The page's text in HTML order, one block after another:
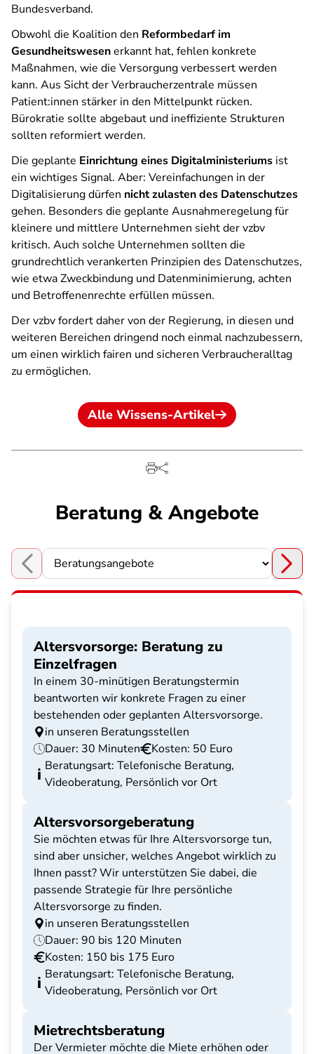
Bundesverband.
Obwohl die Koalition den Reformbedarf im
Gesundheitswesenerkannt hat, fehlen konkrete
Maßnahmen, wie die Versorgung verbessert werden
kann. Aus Sicht der Verbraucherzentrale müssen
Patient:innen stärker in den Mittelpunkt rücken.
Bürokratie sollte abgebaut und ineffiziente Strukturen
sollten reformiert werden.
Die geplante Einrichtung eines Digitalministeriums ist
ein wichtiges Signal. Aber: Vereinfachungen in der
Digitalisierung dürfen nicht zulasten des Datenschutzes
gehen. Besonders die geplante Ausnahmeregelung für
kleinere und mittlere Unternehmen sieht der vzbv
kritisch. Auch solche Unternehmen sollten die
grundrechtlich verankerten Prinzipien des Datenschutzes,
wie etwa Zweckbindung und Datenminimierung, achten
und Betroffenenrechte erfüllen müssen.
Der vzbv fordert daher von der Regierung, in diesen und
weiteren Bereichen dringend noch einmal nachzubessern,
um einen wirklich fairen und sicheren Verbraucheralltag
zu ermöglichen.
Alle Wissens-Artikel
Beratung & Angebote
Choose a section
Altersvorsorge: Beratung zu
Einzelfragen
In einem 30-minütigen Beratungstermin
beantworten wir konkrete Fragen zu einer
bestehenden oder geplanten Altersvorsorge.
in unseren Beratungsstellen
Dauer: 30 Minuten
Kosten: 50 Euro
Beratungsart: Telefonische Beratung,
Videoberatung, Persönlich vor Ort
Altersvorsorgeberatung
Sie möchten etwas für Ihre Altersvorsorge tun,
sind aber unsicher, welches Angebot wirklich zu
Ihnen passt? Wir unterstützen Sie dabei, die
passende Strategie für Ihre persönliche
Altersvorsorge zu finden.
in unseren Beratungsstellen
Dauer: 90 bis 120 Minuten
Kosten: 150 bis 175 Euro
Beratungsart: Telefonische Beratung,
Videoberatung, Persönlich vor Ort
Mietrechtsberatung
Der Vermieter möchte die Miete erhöhen oder